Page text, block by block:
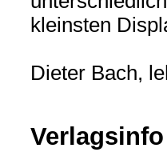
kleinsten
Dieter Bach,
Verlagsinfo